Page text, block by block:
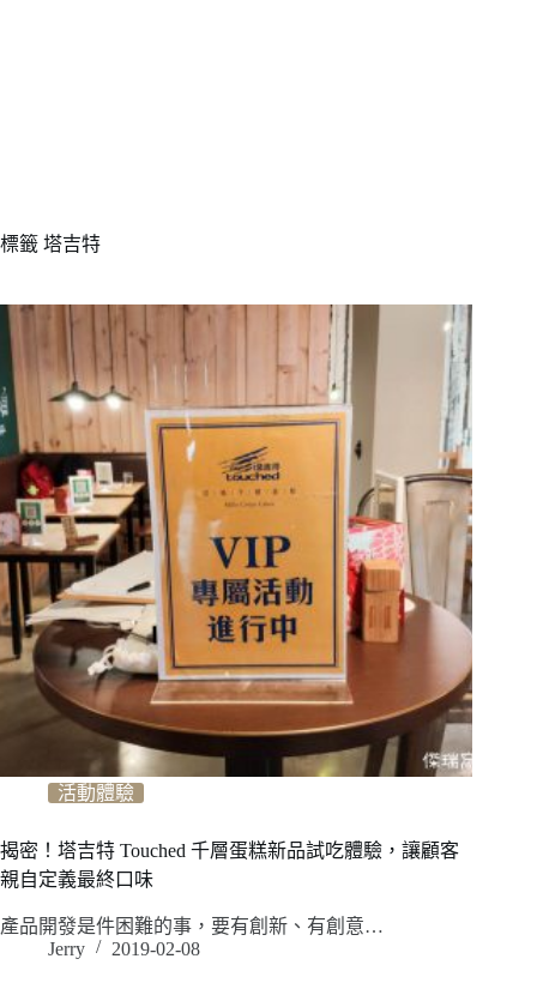
標籤 塔吉特
活動體驗
揭密！塔吉特 Touched 千層蛋糕新品試吃體驗，讓顧客
親自定義最終口味
產品開發是件困難的事，要有創新、有創意…
Jerry
2019-02-08